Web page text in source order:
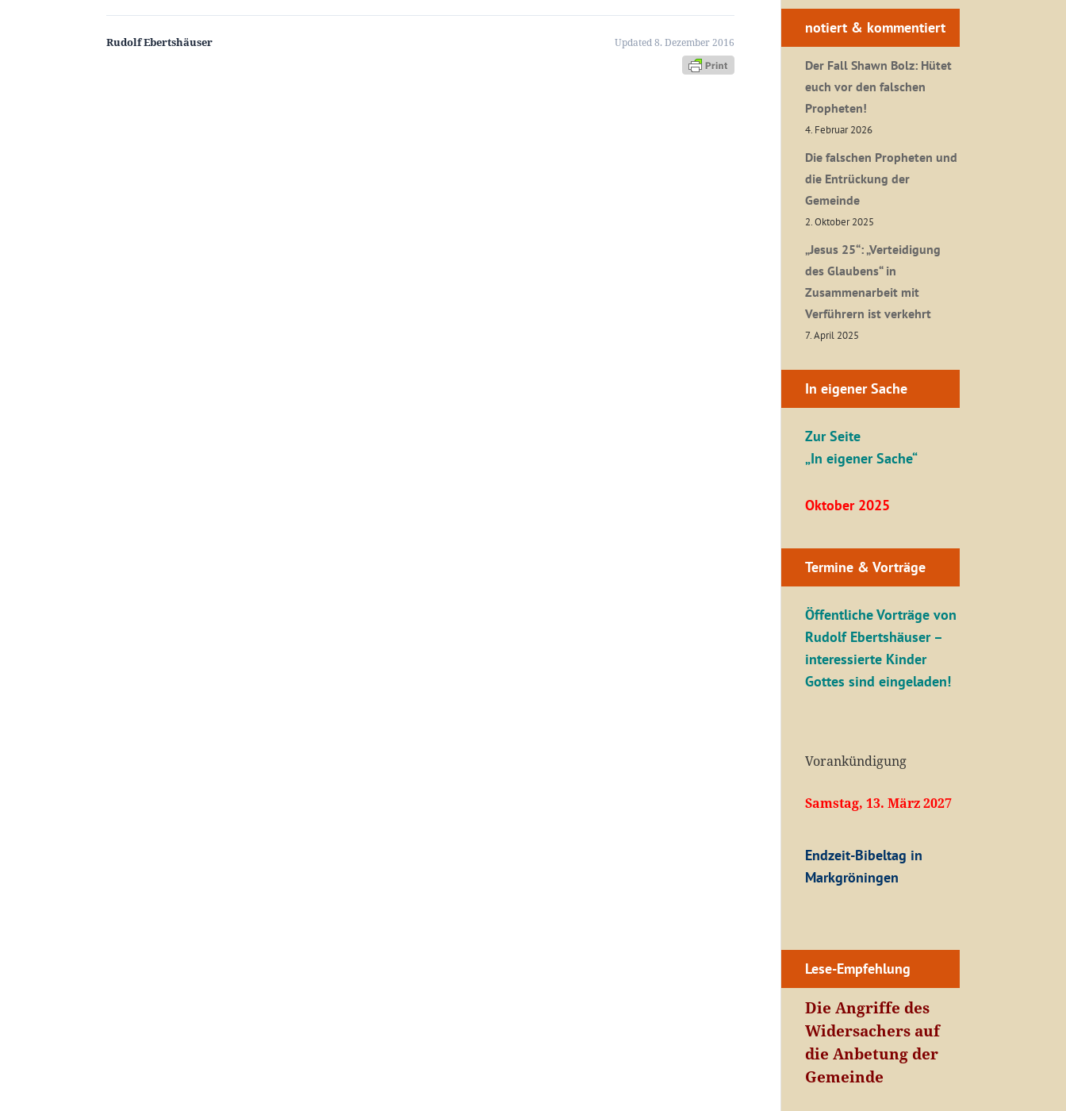
Rudolf Ebertshäuser Updated 8. Dezember 2016
notiert & kommentiert
Der Fall Shawn Bolz: Hütet
euch vor den falschen
Propheten!
4. Februar 2026
Die falschen Propheten und
die Entrückung der
Gemeinde
2. Oktober 2025
„Jesus 25“: „Verteidigung
des Glaubens“ in
Zusammenarbeit mit
Verführern ist verkehrt
7. April 2025
In eigener Sache
Zur Seite
„In eigener Sache“
Oktober 2025
Termine & Vorträge
Öffentliche Vorträge von
Rudolf Ebertshäuser –
interessierte Kinder
Gottes sind eingeladen!
Vorankündigung
Samstag, 13. März 2027
Endzeit-Bibeltag in
Markgröningen
Lese-Empfehlung
Die Angriffe des
Widersachers auf
die Anbetung der
Gemeinde